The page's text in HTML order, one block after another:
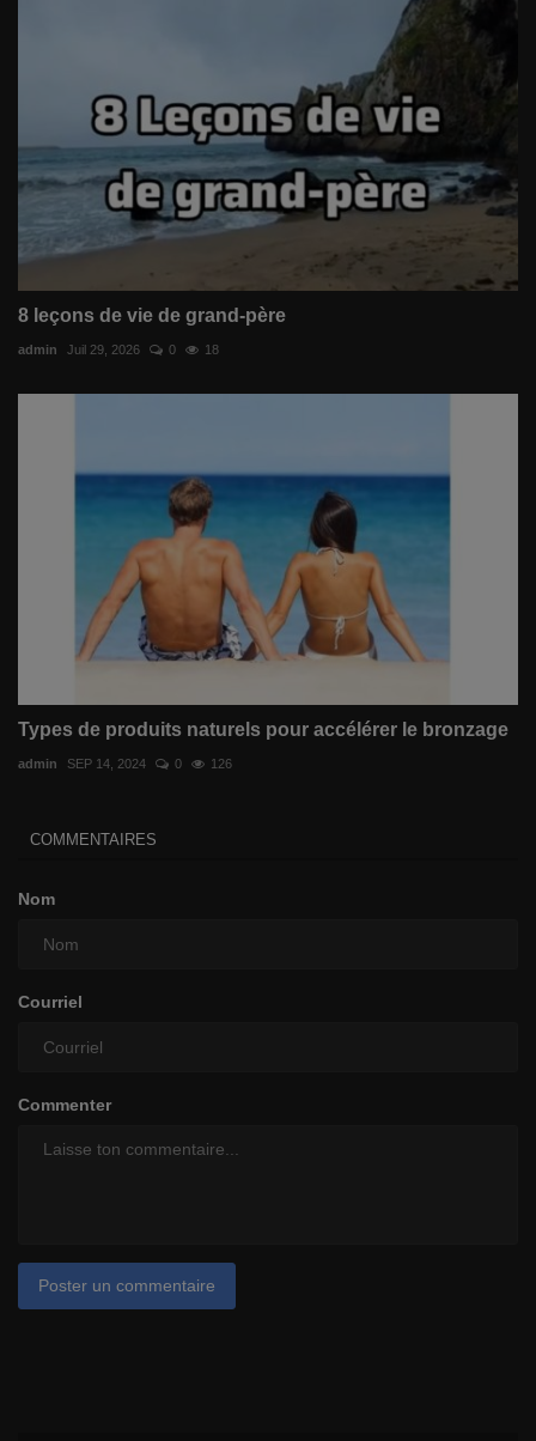
8 leçons de vie de grand-père
admin Juil 29, 2026 0 18
Types de produits naturels pour accélérer le bronzage
admin SEP 14, 2024 0 126
COMMENTAIRES
Nom
Courriel
Commenter
Poster un commentaire